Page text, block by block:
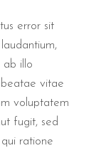
error sit
ab illo
vitae
voluptatem
fugit, sed
ratione